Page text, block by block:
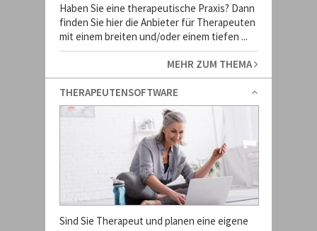
Haben Sie eine therapeutische Praxis? Dann
finden Sie hier die Anbieter für Therapeuten
mit einem breiten und/oder einem tiefen ...
MEHR ZUM THEMA
THERAPEUTENSOFTWARE
Sind Sie Therapeut und planen eine eigene